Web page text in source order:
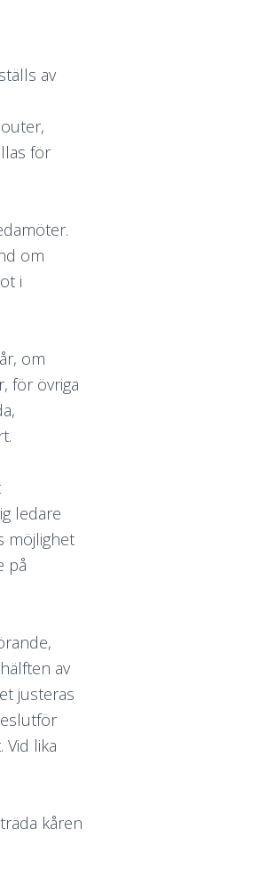
av
för
om
i
om
för övriga
ledare
möjlighet
på
av
justeras
lika
kåren